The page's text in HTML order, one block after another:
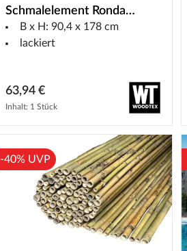
Schmalelement Ronda
Kiefer grau
B x H: 90,4 x 178 cm
lackiert
63,94 €
Inhalt: 1 Stück
-40% UVP